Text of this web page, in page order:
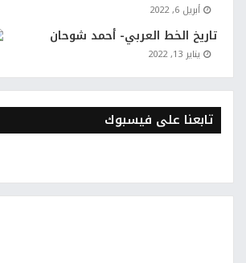
أبريل 6, 2022
تاريخ الخط العربي- أحمد شوحان
يناير 13, 2022
تابعنا على فيسبوك